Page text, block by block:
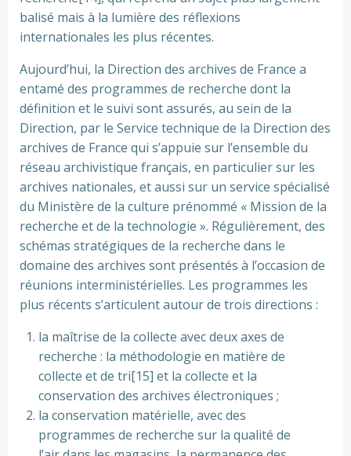
balisé mais à la lumière des réflexions
internationales les plus récentes.
Aujourd’hui, la Direction des archives de France a
entamé des programmes de recherche dont la
définition et le suivi sont assurés, au sein de la
Direction, par le Service technique de la Direction des
archives de France qui s’appuie sur l’ensemble du
réseau archivistique français, en particulier sur les
archives nationales, et aussi sur un service spécialisé
du Ministère de la culture prénommé « Mission de la
recherche et de la technologie ». Régulièrement, des
schémas stratégiques de la recherche dans le
domaine des archives sont présentés à l’occasion de
réunions interministérielles. Les programmes les
plus récents s’articulent autour de trois directions :
la maîtrise de la collecte avec deux axes de
recherche : la méthodologie en matière de
collecte et de tri[15] et la collecte et la
conservation des archives électroniques ;
la conservation matérielle, avec des
programmes de recherche sur la qualité de